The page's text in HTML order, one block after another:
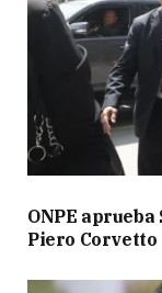
ONPE
Piero Corvetto